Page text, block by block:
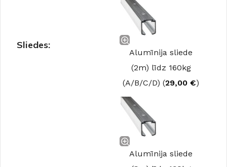
Sliedes:
Alumīnija sliede
(2m) līdz 160kg
(A/B/C/D) (29,00 €)
Alumīnija sliede